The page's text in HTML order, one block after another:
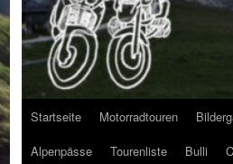
Zum
Inhalt
Startseite Motorradtouren
Alpenpässe
Tourenliste Bulli